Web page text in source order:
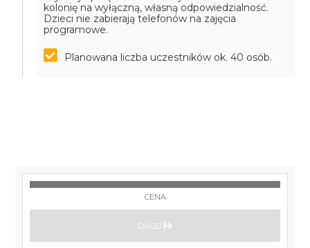
kolonię na wyłączną, własną odpowiedzialność.
Dzieci nie zabierają telefonów na zajęcia
programowe.
Planowana liczba uczestników ok. 40 osób.
CENA
DALEJ